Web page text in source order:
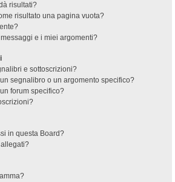
risultati?
risultato una pagina vuota?
e i miei argomenti?
e sottoscrizioni?
segnalibro o un argomento specifico?
forum specifico?
in questa Board?